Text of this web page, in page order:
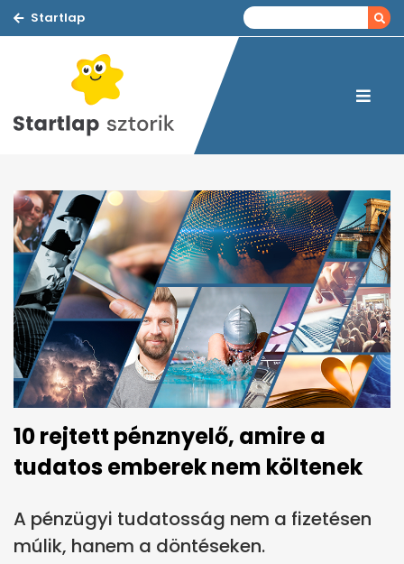
Startlap
10 rejtett pénznyelő, amire a
tudatos emberek nem költenek
A pénzügyi tudatosság nem a fizetésen
múlik, hanem a döntéseken.